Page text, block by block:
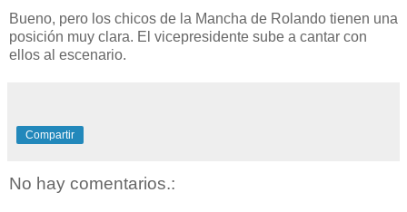
Bueno, pero los chicos de la Mancha de Rolando tienen una
posición muy clara. El vicepresidente sube a cantar con
ellos al escenario.
Compartir
No hay comentarios.: